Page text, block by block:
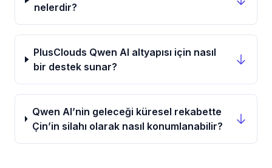
nelerdir?
PlusClouds Qwen AI altyapısı için nasıl
bir destek sunar?
Qwen AI’nin geleceği küresel rekabette
Çin’in silahı olarak nasıl konumlanabilir?